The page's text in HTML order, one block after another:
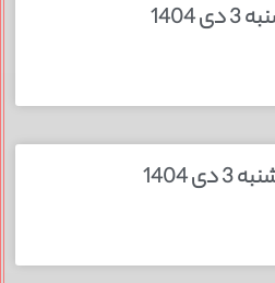
1404